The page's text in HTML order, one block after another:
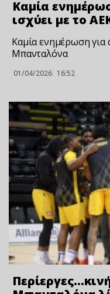
Καμία
ισχύει με το
Καμία ενημέρωση για
Μπανταλόνα
01/04/2026 16:52